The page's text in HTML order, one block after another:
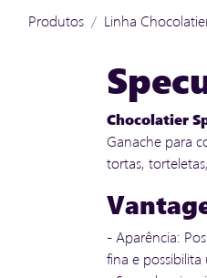
Produtos Linha
Chocolatier
Ganache para
tortas,
- Aparência:
fina e